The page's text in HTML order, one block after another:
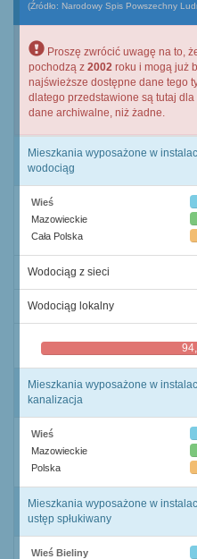
(Źródło: Narodowy Spis Powszechny
Proszę zwrócić uwagę na to,
pochodzą z 2002 roku i mogą już
najświeższe dostępne dane tego
dlatego przedstawione są tutaj
dane archiwalne, niż żadne.
Mieszkania wyposażone w
wodociąg
Wieś
Mazowieckie
Cała Polska
Wodociąg z sieci
Wodociąg lokalny
Mieszkania wyposażone w
kanalizacja
Wieś
Mazowieckie
Polska
Mieszkania wyposażone w
ustęp spłukiwany
Wieś Bieliny